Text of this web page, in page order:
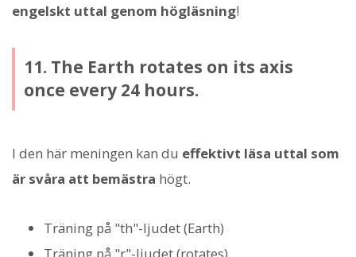
engelskt uttal genom högläsning!
11. The Earth rotates on its axis
once every 24 hours.
I den här meningen kan du effektivt läsa uttal som
är svåra att bemästra högt.
Träning på "th"-ljudet (Earth)
Träning på "r"-ljudet (rotates)